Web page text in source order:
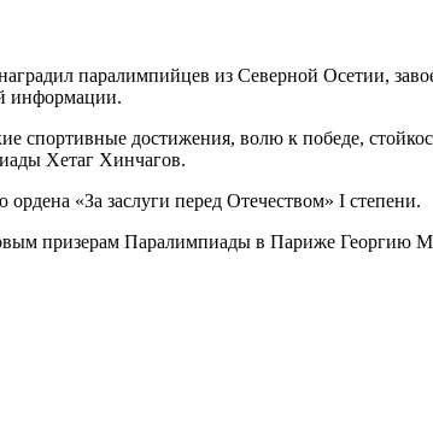
паралимпийцев из Северной Осетии,
информации.
спортивные достижения, волю к победе,
Хетаг Хинчагов.
«За заслуги перед Отечеством» I степени.
призерам Паралимпиады в Париже Георгию